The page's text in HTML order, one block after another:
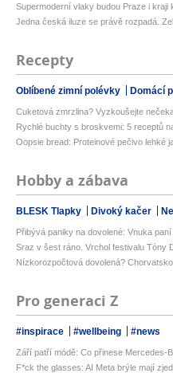
Supermoderní vlaky budou Praze i kraji
Jedna česká iluze se právě rozpadá.
Recepty
Oblíbené zimní polévky Domácí
Cuketová zmrzlina? Vyzkoušejte
Rychlé buchty s broskvemi: 5 receptů
Oopsie bread: Proteinové pečivo lehké
Hobby a zábava
BLESK Tlapky Divoký kačer
Přibývá paniky na dovolené: Vnuka
Sraz v šest ráno. Vrchol festivalu Tóny
Nízkorozpočtová dovolená?
Pro generaci Z
#inspirace #wellbeing #news
Září patří módě: Co přinese Mercedes-
F*ck the glasses: AI Meta brýle mají